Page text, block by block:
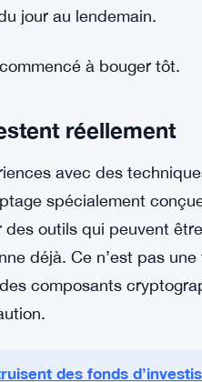
où une machine
Cela pourrait être
en direct prend du
jour au lendemain.
à bouger tôt.
réellement
avec des